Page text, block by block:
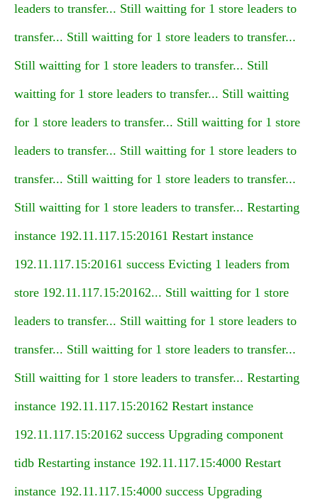
leaders to transfer... Still waitting for 1 store leaders to
transfer... Still waitting for 1 store leaders to transfer...
Still waitting for 1 store leaders to transfer... Still
waitting for 1 store leaders to transfer... Still waitting
for 1 store leaders to transfer... Still waitting for 1 store
leaders to transfer... Still waitting for 1 store leaders to
transfer... Still waitting for 1 store leaders to transfer...
Still waitting for 1 store leaders to transfer... Restarting
instance 192.11.117.15:20161 Restart instance
192.11.117.15:20161 success Evicting 1 leaders from
store 192.11.117.15:20162... Still waitting for 1 store
leaders to transfer... Still waitting for 1 store leaders to
transfer... Still waitting for 1 store leaders to transfer...
Still waitting for 1 store leaders to transfer... Restarting
instance 192.11.117.15:20162 Restart instance
192.11.117.15:20162 success Upgrading component
tidb Restarting instance 192.11.117.15:4000 Restart
instance 192.11.117.15:4000 success Upgrading